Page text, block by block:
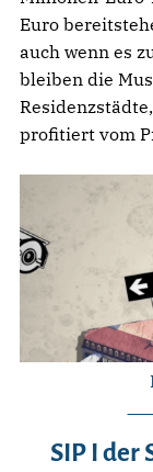
Euro
auch wenn es
bleiben die
profitiert vom
SIP I